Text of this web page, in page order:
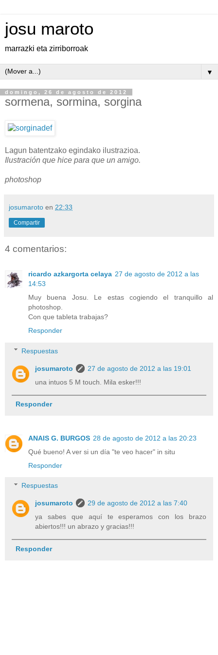
josu maroto
marrazki eta zirriborroak
▼
domingo, 26 de agosto de 2012
sormena, sormina, sorgina
Lagun batentzako egindako ilustrazioa.
Ilustración que hice para que un amigo.
photoshop
josumaroto en 22:33
Compartir
4 comentarios:
ricardo azkargorta celaya 27 de agosto de 2012 a las
14:53
Muy buena Josu. Le estas cogiendo el tranquillo al
photoshop.
Con que tableta trabajas?
Responder
Respuestas
josumaroto
27 de agosto de 2012 a las 19:01
una intuos 5 M touch. Mila esker!!!
Responder
ANAIS G. BURGOS 28 de agosto de 2012 a las 20:23
Qué bueno! A ver si un día "te veo hacer" in situ
Responder
Respuestas
josumaroto
29 de agosto de 2012 a las 7:40
ya sabes que aquí te esperamos con los brazo
abiertos!!! un abrazo y gracias!!!
Responder